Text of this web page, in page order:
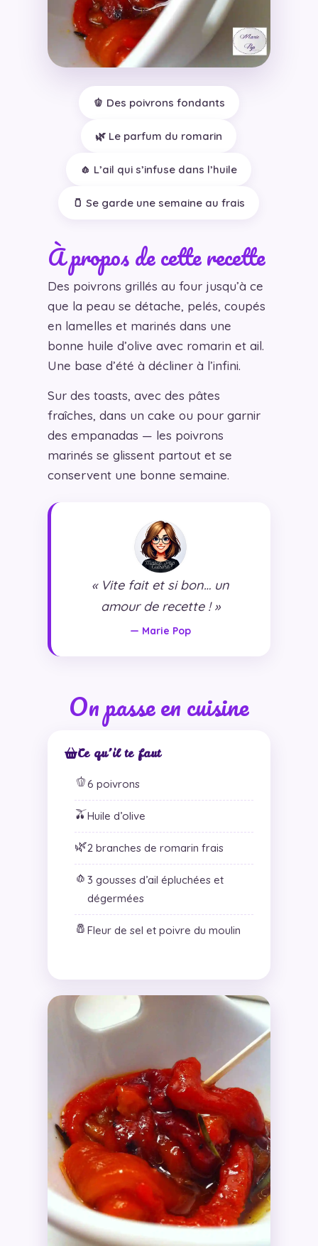
🫑 Des poivrons fondants
🌿 Le parfum du romarin
🧄 L’ail qui s’infuse dans l’huile
🫙 Se garde une semaine au frais
À propos de cette recette
Des poivrons grillés au four jusqu’à ce
que la peau se détache, pelés, coupés
en lamelles et marinés dans une
bonne huile d’olive avec romarin et ail.
Une base d’été à décliner à l’infini.
Sur des toasts, avec des pâtes
fraîches, dans un cake ou pour garnir
des empanadas — les poivrons
marinés se glissent partout et se
conservent une bonne semaine.
« Vite fait et si bon… un
amour de recette ! »
— Marie Pop
On passe en cuisine
Ce qu’il te faut
🫑6 poivrons
🫒Huile d’olive
🌿2 branches de romarin frais
🧄 3 gousses d’ail épluchées et
dégermées
🧂 Fleur de sel et poivre du moulin